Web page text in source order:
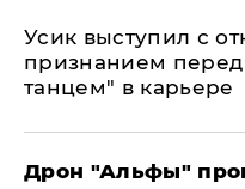
Усик выступил с
признанием
танцем" в карьере
Дрон "Альфы"